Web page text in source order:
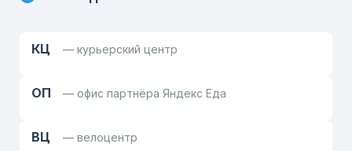
КЦ — курьерский центр
ОП — офис партнёра Яндекс Еда
ВЦ — велоцентр